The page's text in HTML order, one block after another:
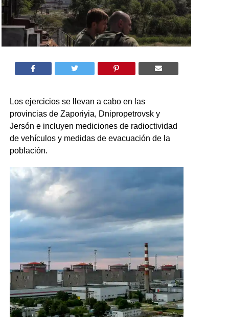
Los ejercicios se llevan a cabo en las
provincias de Zaporiyia, Dnipropetrovsk y
Jersón e incluyen mediciones de radioctividad
de vehículos y medidas de evacuación de la
población.